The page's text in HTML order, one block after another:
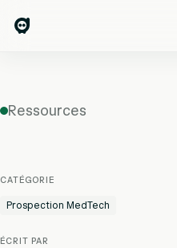
Ressources
CATÉGORIE
Prospection MedTech
ÉCRIT PAR